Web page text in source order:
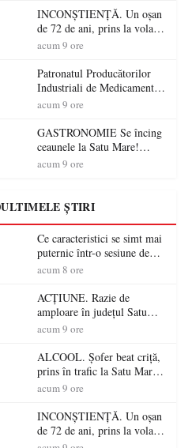
INCONȘTIENȚĂ. Un oșan
de 72 de ani, prins la volan
fără permis! Polițiștii l-au
acum 9 ore
Patronatul Producătorilor
Industriali de Medicamente
din România (PRIMER):
energie electrică a fabricilor
de medicamente va pune în
pericol accesul pacienților la
medicamente esențiale
acum 9 ore
GASTRONOMIE Se încing
ceaunele la Satu Mare!
Concursul „Veress Ádám”
jurat de renume
acum 9 ore
ULTIMELE ȘTIRI
Ce caracteristici se simt mai
puternic într-o sesiune de
distracție la sloturi online:
RTP?
acum 8 ore
ACȚIUNE. Razie de
amploare în județul Satu
Mare! Polițiștii au dat sute
șoferi fără permis într-o
singură zi
acum 9 ore
ALCOOL. Șofer beat criță,
prins în trafic la Satu Mare!
Alcoolemie uriașă
acum 9 ore
INCONȘTIENȚĂ. Un oșan
de 72 de ani, prins la volan
fără permis! Polițiștii l-au